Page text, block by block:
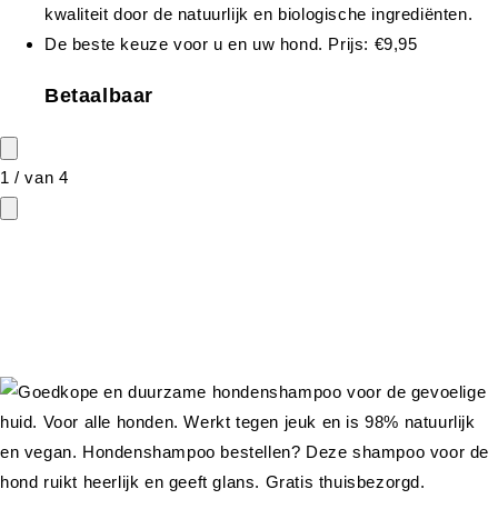
Betaalbaar
1 /van 4